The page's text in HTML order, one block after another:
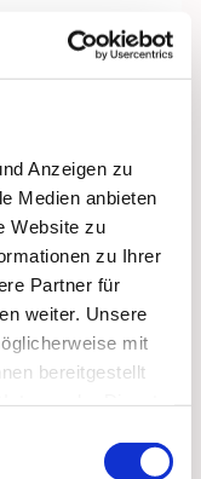
Anzeigen zu
Medien anbieten
Website zu
zu Ihrer
Partner für
weiter. Unsere
mit
bereitgestellt
auch